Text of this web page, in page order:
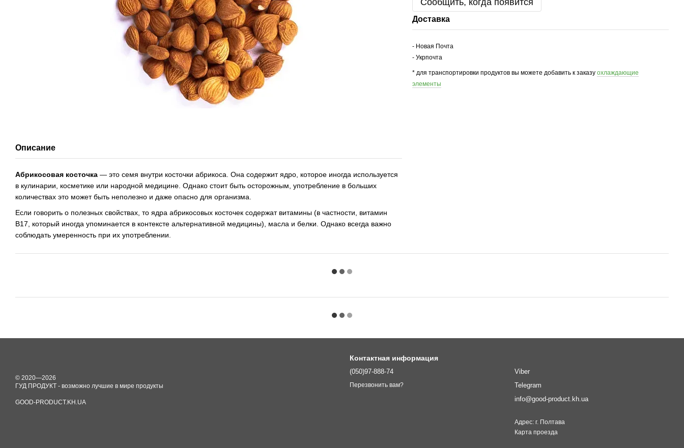
Описание
Абрикосовая косточка — это семя внутри косточки абрикоса. Она содержит ядро, которое иногда используется
в кулинарии, косметике или народной медицине. Однако стоит быть осторожным, употребление в больших
количествах это может быть неполезно и даже опасно для организма.
Если говорить о полезных свойствах, то ядра абрикосовых косточек содержат витамины (в частности, витамин
B17, который иногда упоминается в контексте альтернативной медицины), масла и белки. Однако всегда важно
соблюдать умеренность при их употреблении.
Сообщить, когда появится
Доставка
- Новая Почта
- Укрпочта
* для транспортировки продуктов вы можете добавить к заказуохлаждающие
элементы
© 2020—2026
ГУД ПРОДУКТ - возможно лучшие в мире продукты
GOOD-PRODUCT.KH.UA
Контактная информация
(050)97-888-74
Перезвонить вам?
Viber
Telegram
info@good-product.kh.ua
Адрес: г. Полтава
Карта проезда